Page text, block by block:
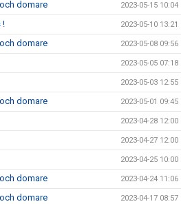
domare 2023-05-15 10:04
! 2023-05-10 13:21
domare 2023-05-08 09:56
2023-05-05 07:18
2023-05-03 12:55
domare 2023-05-01 09:45
2023-04-28 12:00
2023-04-27 12:00
2023-04-25 10:00
domare 2023-04-24 11:06
domare 2023-04-17 08:57